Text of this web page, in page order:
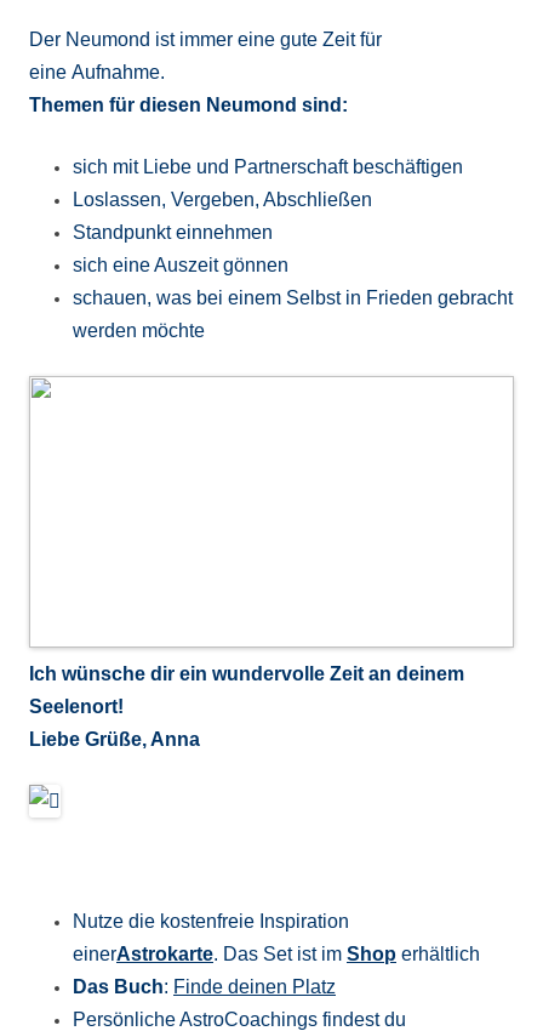
Der Neumond ist immer eine gute Zeit für
eine Aufnahme.
Themen für diesen Neumond sind:
sich mit Liebe und Partnerschaft beschäftigen
Loslassen, Vergeben, Abschließen
Standpunkt einnehmen
sich eine Auszeit gönnen
schauen, was bei einem Selbst in Frieden gebracht
werden möchte
Ich wünsche dir ein wundervolle Zeit an deinem
Seelenort!
Liebe Grüße, Anna
Nutze die kostenfreie Inspiration
einerAstrokarte. Das Set ist im Shop erhältlich
Das Buch: Finde deinen Platz
Persönliche AstroCoachings findest du